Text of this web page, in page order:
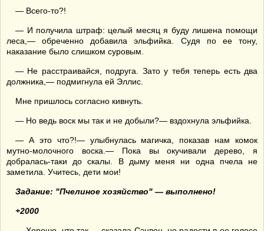
— Всего-то?!
— И получила штраф: целый месяц я буду лишена помощи
леса,— обреченно добавила эльфийка. Судя по ее тону,
наказание было слишком суровым.
— Не расстраивайся, подруга. Зато у тебя теперь есть два
должника,— подмигнула ей Эллис.
Мне пришлось согласно кивнуть.
— Но ведь воск мы так и не добыли?— вздохнула эльфийка.
— А это что?!— улыбнулась магичка, показав нам комок
мутно-молочного воска.— Пока вы окучивали дерево, я
добралась-таки до скалы. В дыму меня ни одна пчела не
заметила. Учитесь, дети мои!
Задание: "Пчелиное хозяйство" — выполнено!
+2000